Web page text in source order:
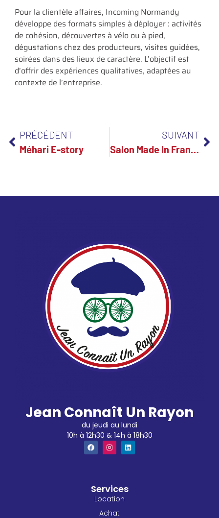
Pour la clientèle affaires, Incoming Normandy
développe des formats simples à déployer : activités
de cohésion, découvertes à vélo ou à pied,
dégustations chez des producteurs, visites guidées,
soirées dans des lieux de caractère. L’objectif est
d’offrir des expériences qualitatives, adaptées au
contexte de l’entreprise.
PRÉCÉDENT
Méhari E-story
SUIVANT
Salon Made In France 2025
Jean Connaît Un Rayon
du jeudi au lundi
10h à 12h30 & 14h à 18h30
Services
Location
Achat